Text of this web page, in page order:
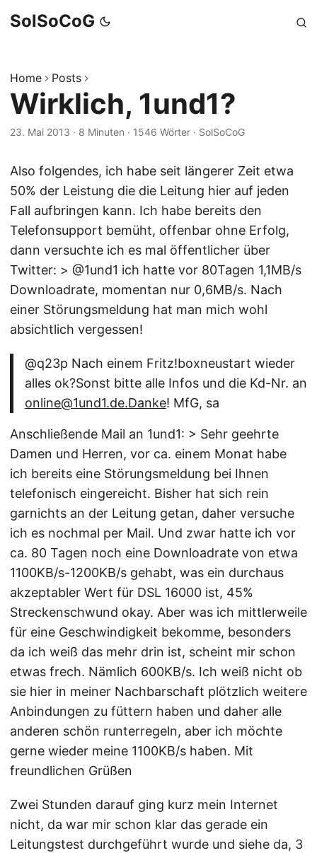
SolSoCoG
Home Posts
Wirklich, 1und1?
23. Mai 2013 · 8 Minuten · 1546 Wörter · SolSoCoG
Also folgendes, ich habe seit längerer Zeit etwa
50% der Leistung die die Leitung hier auf jeden
Fall aufbringen kann. Ich habe bereits den
Telefonsupport bemüht, offenbar ohne Erfolg,
dann versuchte ich es mal öffentlicher über
Twitter: > @1und1 ich hatte vor 80Tagen 1,1MB/s
Downloadrate, momentan nur 0,6MB/s. Nach
einer Störungsmeldung hat man mich wohl
absichtlich vergessen!
@q23p Nach einem Fritz!boxneustart wieder
alles ok?Sonst bitte alle Infos und die Kd-Nr. an
online@1und1.de.Danke! MfG, sa
Anschließende Mail an 1und1: > Sehr geehrte
Damen und Herren, vor ca. einem Monat habe
ich bereits eine Störungsmeldung bei Ihnen
telefonisch eingereicht. Bisher hat sich rein
garnichts an der Leitung getan, daher versuche
ich es nochmal per Mail. Und zwar hatte ich vor
ca. 80 Tagen noch eine Downloadrate von etwa
1100KB/s-1200KB/s gehabt, was ein durchaus
akzeptabler Wert für DSL 16000 ist, 45%
Streckenschwund okay. Aber was ich mittlerweile
für eine Geschwindigkeit bekomme, besonders
da ich weiß das mehr drin ist, scheint mir schon
etwas frech. Nämlich 600KB/s. Ich weiß nicht ob
sie hier in meiner Nachbarschaft plötzlich weitere
Anbindungen zu füttern haben und daher alle
anderen schön runterregeln, aber ich möchte
gerne wieder meine 1100KB/s haben. Mit
freundlichen Grüßen
Zwei Stunden darauf ging kurz mein Internet
nicht, da war mir schon klar das gerade ein
Leitungstest durchgeführt wurde und siehe da, 3